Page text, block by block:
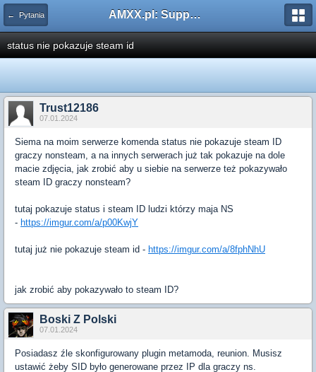
← Pytania AMXX.pl: Support AMX Mod X i SourceMod
status nie pokazuje steam id
Trust12186
07.01.2024
Siema na moim serwerze komenda status nie pokazuje steam ID
graczy nonsteam, a na innych serwerach już tak pokazuje na dole
macie zdjęcia, jak zrobić aby u siebie na serwerze też pokazywało
steam ID graczy nonsteam?
tutaj pokazuje status i steam ID ludzi którzy maja NS
- https://imgur.com/a/p00KwjY
tutaj już nie pokazuje steam id - https://imgur.com/a/8fphNhU
jak zrobić aby pokazywało to steam ID?
Boski Z Polski
07.01.2024
Posiadasz źle skonfigurowany plugin metamoda, reunion. Musisz
ustawić żeby SID było generowane przez IP dla graczy ns.